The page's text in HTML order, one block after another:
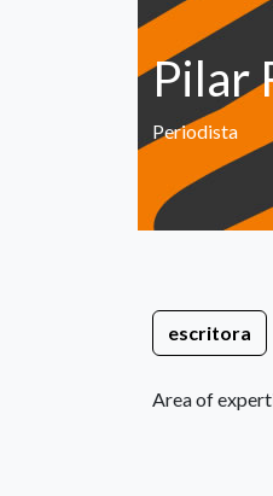
Pilar
Periodista
escritora
Area of